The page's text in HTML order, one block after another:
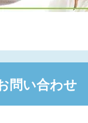
問い合わせ